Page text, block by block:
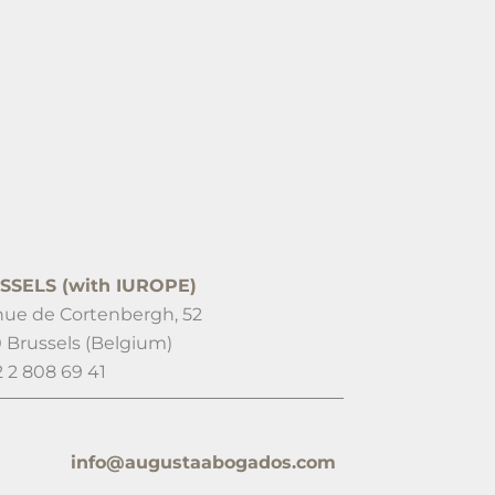
(with IUROPE)
de Cortenbergh, 52
Brussels (Belgium)
2 808 69 41
info@augustaabogados.com